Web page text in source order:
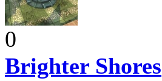
0
Brighter Shores